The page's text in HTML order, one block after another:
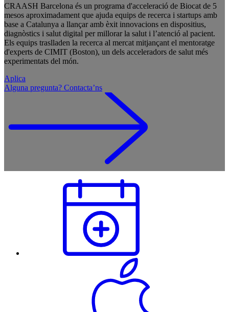
CRAASH Barcelona és un programa d'acceleració de Biocat de 5
mesos aproximadament que ajuda equips de recerca i startups amb
base a Catalunya a llançar amb èxit innovacions en dispositius,
diagnòstics i salut digital per millorar la salut i l’atenció al pacient.
Els equips traslladen la recerca al mercat mitjançant el mentoratge
d'experts de CIMIT (Boston), un dels acceleradors de salut més
experimentats del món.
Aplica
Alguna pregunta? Contacta’ns